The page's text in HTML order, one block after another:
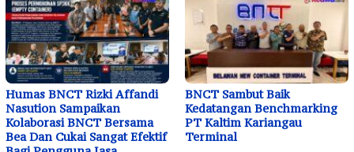
Humas BNCT Rizki Affandi
Nasution Sampaikan
Kolaborasi BNCT Bersama
Bea Dan Cukai Sangat Efektif
BNCT Sambut Baik
Kedatangan Benchmarking
PT Kaltim Kariangau
Terminal